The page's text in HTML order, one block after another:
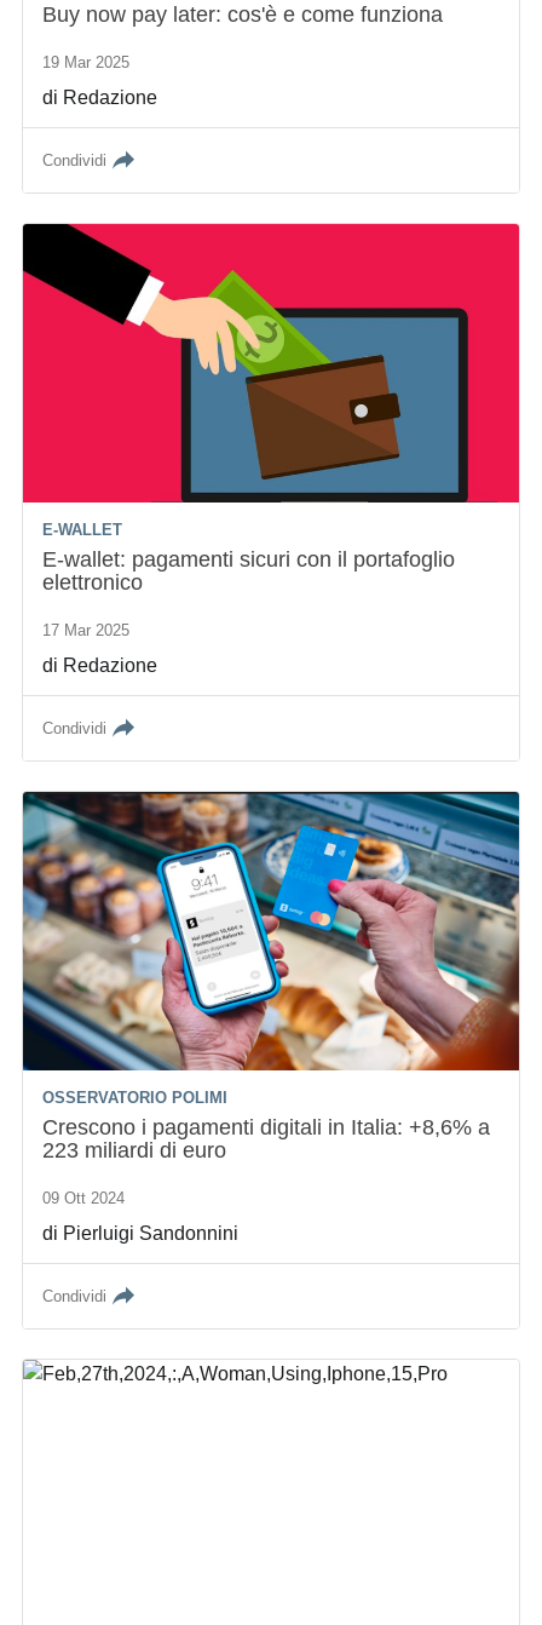
Buy now pay later: cos'è e come funziona
19 Mar 2025
di Redazione
Condividi
E-WALLET
E-wallet: pagamenti sicuri con il portafoglio
elettronico
17 Mar 2025
di Redazione
Condividi
OSSERVATORIO POLIMI
Crescono i pagamenti digitali in Italia: +8,6% a
223 miliardi di euro
09 Ott 2024
di Pierluigi Sandonnini
Condividi